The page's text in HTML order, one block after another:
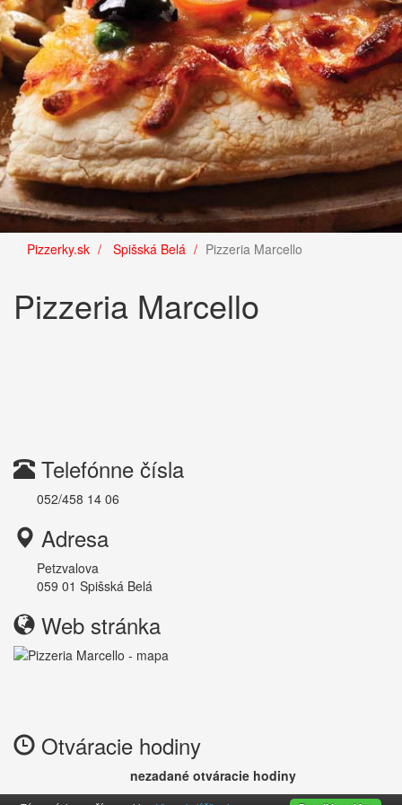
Pizzerky.sk Spišská Belá Pizzeria Marcello
Pizzeria Marcello
Telefónne čísla
052/458 14 06
Adresa
Petzvalova
059 01 Spišská Belá
Web stránka
Otváracie hodiny
nezadané otváracie hodiny